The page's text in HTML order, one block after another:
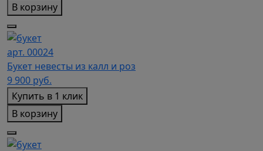
В корзину
арт. 00024
Букет невесты из калл и роз
9 900 руб.
Купить в 1 клик
В корзину